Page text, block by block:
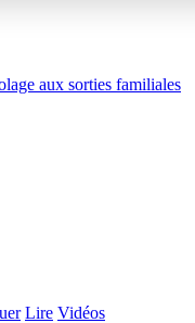
aux sorties familiales
Lire Vidéos